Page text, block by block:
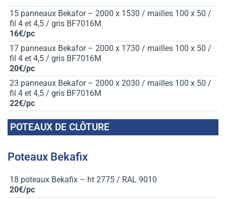
15 panneaux Bekafor – 2000 x 1530 / mailles 100 x 50 /
fil 4 et 4,5 / gris BF7016M
16€/pc
17 panneaux Bekafor – 2000 x 1730 / mailles 100 x 50 /
fil 4 et 4,5 / gris BF7016M
20€/pc
23 panneaux Bekafor – 2000 x 2030 / mailles 100 x 50 /
fil 4 et 4,5 / gris BF7016M
22€/pc
POTEAUX DE CLÔTURE
Poteaux Bekafix
18 poteaux Bekafix – ht 2775 / RAL 9010
20€/pc